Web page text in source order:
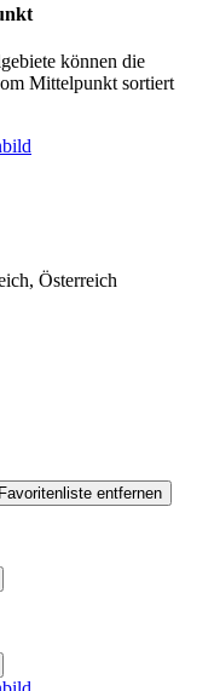
können die
Mittelpunkt sortiert
Österreich
entfernen